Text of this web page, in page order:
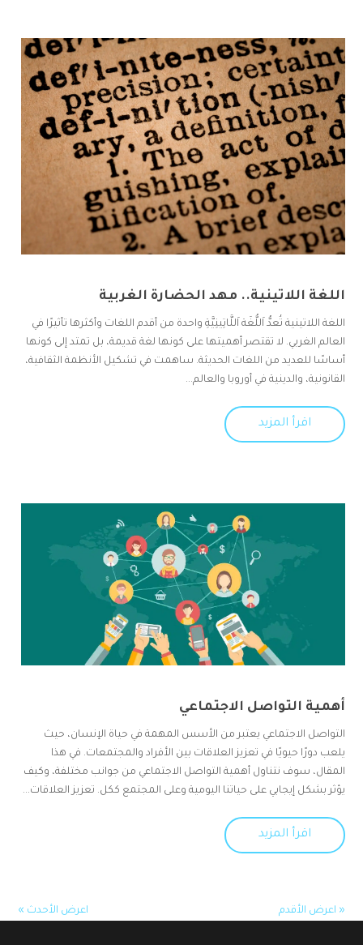
اللغة اللاتينية.. مهد الحضارة الغربية
اللغة اللاتينية تُعدُّ اَللُّغَة اَللَّاتِينِيَّةِ واحدة من أقدم اللغات وأكثرها تأثيرًا في
العالم الغربي. لا تقتصر أهميتها على كونها لغة قديمة، بل تمتد إلى كونها
أساسًا للعديد من اللغات الحديثة. ساهمت في تشكيل الأنظمة الثقافية،
القانونية، والدينية في أوروبا والعالم...
اقرأ المزيد
أهمية التواصل الاجتماعي
التواصل الاجتماعي يعتبر من الأسس المهمة في حياة الإنسان، حيث
يلعب دورًا حيويًا في تعزيز العلاقات بين الأفراد والمجتمعات. في هذا
المقال، سوف نتناول أهمية التواصل الاجتماعي من جوانب مختلفة، وكيف
يؤثر بشكل إيجابي على حياتنا اليومية وعلى المجتمع ككل. تعزيز العلاقات...
اقرأ المزيد
« اعرض الأقدم اعرض الأحدث »